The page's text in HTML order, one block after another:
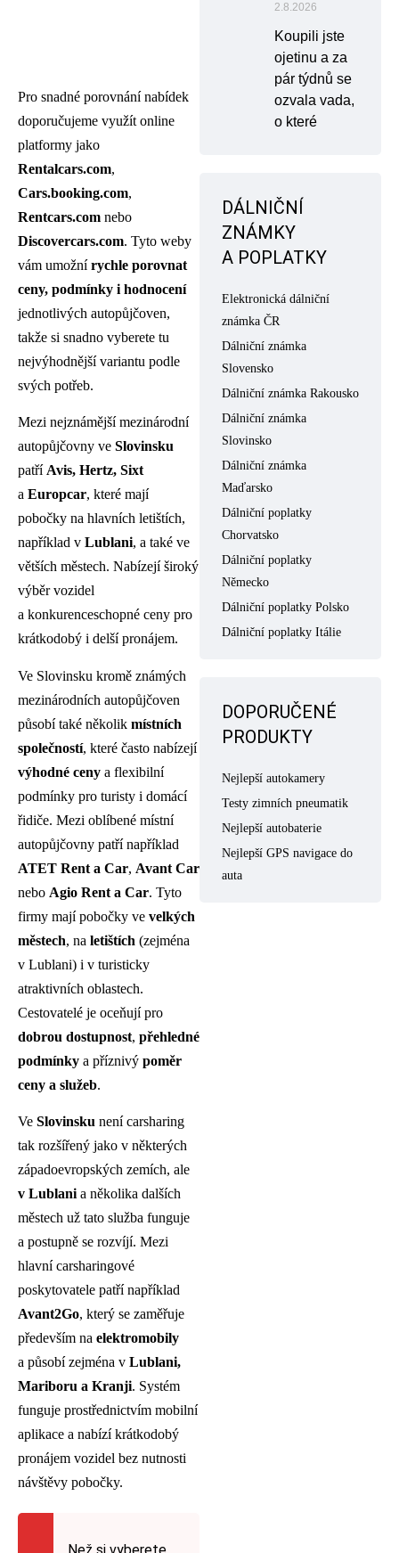
Pro snadné porovnání nabídek
doporučujeme využít online
platformy jako
Rentalcars.com,
Cars.booking.com,
Rentcars.com nebo
Discovercars.com. Tyto weby
vám umožnírychle porovnat
ceny, podmínky i hodnocení
jednotlivých autopůjčoven,
takže si snadno vyberete tu
nejvýhodnější variantu podle
svých potřeb.
Mezi nejznámější mezinárodní
autopůjčovny ve Slovinsku
patříAvis, Hertz, Sixt
a Europcar, které mají
pobočky na hlavních letištích,
například v Lublani, a také ve
větších městech. Nabízejí široký
výběr vozidel
a konkurenceschopné ceny pro
krátkodobý i delší pronájem.
Ve Slovinsku kromě známých
mezinárodních autopůjčoven
působí také několik místních
společností, které často nabízejí
výhodné ceny a flexibilní
podmínky pro turisty i domácí
řidiče. Mezi oblíbené místní
autopůjčovny patří například
ATET Rent a Car, Avant Car
nebo Agio Rent a Car. Tyto
firmy mají pobočky ve velkých
městech, na letištích (zejména
v Lublani) i v turisticky
atraktivních oblastech.
Cestovatelé je oceňují pro
dobrou dostupnost, přehledné
podmínky a příznivý poměr
ceny a služeb.
Ve Slovinsku není carsharing
tak rozšířený jako v některých
západoevropských zemích, ale
v Lublani a několika dalších
městech už tato služba funguje
a postupně se rozvíjí. Mezi
hlavní carsharingové
poskytovatele patří například
Avant2Go, který se zaměřuje
především na elektromobily
a působí zejména v Lublani,
Mariboru a Kranji. Systém
funguje prostřednictvím mobilní
aplikace a nabízí krátkodobý
pronájem vozidel bez nutnosti
návštěvy pobočky.
2.8.2026
Koupili jste
ojetinu a za
pár týdnů se
ozvala vada,
o které
DÁLNIČNÍ
ZNÁMKY
A POPLATKY
Elektronická dálniční
známka ČR
Dálniční známka
Slovensko
Dálniční známka Rakousko
Dálniční známka
Slovinsko
Dálniční známka
Maďarsko
Dálniční poplatky
Chorvatsko
Dálniční poplatky
Německo
Dálniční poplatky Polsko
Dálniční poplatky Itálie
DOPORUČENÉ
PRODUKTY
Nejlepší autokamery
Testy zimních pneumatik
Nejlepší autobaterie
Nejlepší GPS navigace do
auta